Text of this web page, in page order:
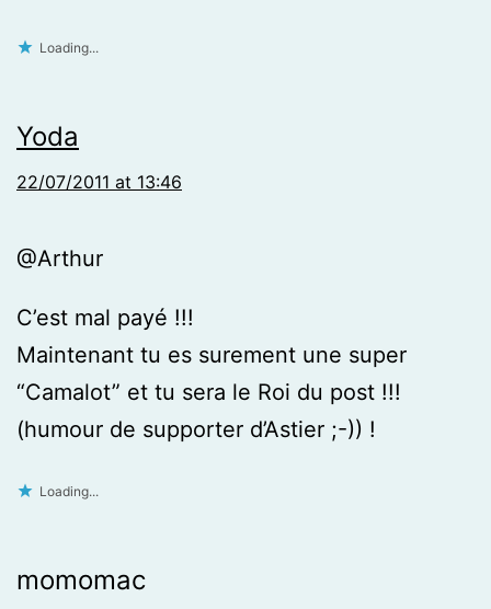
Loading...
Yoda
22/07/2011 at 13:46
@Arthur
C’est mal payé !!!
Maintenant tu es surement une super
“Camalot” et tu sera le Roi du post !!!
(humour de supporter d’Astier ;-)) !
Loading...
momomac